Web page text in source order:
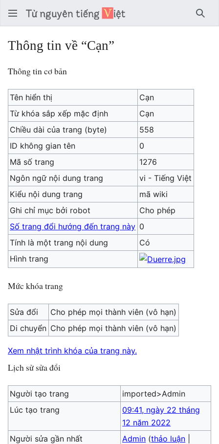
Tìm
Thông tin về “Cạn”
Thông tin cơ bản
Tên hiển thị
Cạn
Từ khóa sắp xếp mặc định
Cạn
Chiều dài của trang (byte)
558
ID không gian tên
0
Mã số trang
1276
Ngôn ngữ nội dung trang
vi - Tiếng Việt
Kiểu nội dung trang
mã wiki
Ghi chỉ mục bởi robot
Cho phép
Số trang đổi hướng đến trang này 0
Tính là một trang nội dung
Có
Hình trang
Mức khóa trang
Sửa đổi
Cho phép mọi thành viên (vô hạn)
Di chuyển Cho phép mọi thành viên (vô hạn)
Xem nhật trình khóa của trang này.
Lịch sử sửa đổi
Người tạo trang
imported>Admin
Lúc tạo trang
09:41, ngày 22 tháng
12 năm 2022
Người sửa gần nhất
Admin (thảo luận